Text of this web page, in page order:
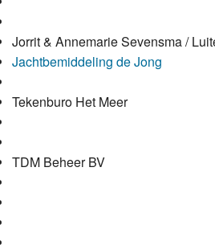
Jorrit & Annemarie Sevensma /
Jachtbemiddeling de Jong
Tekenburo Het Meer
TDM Beheer BV